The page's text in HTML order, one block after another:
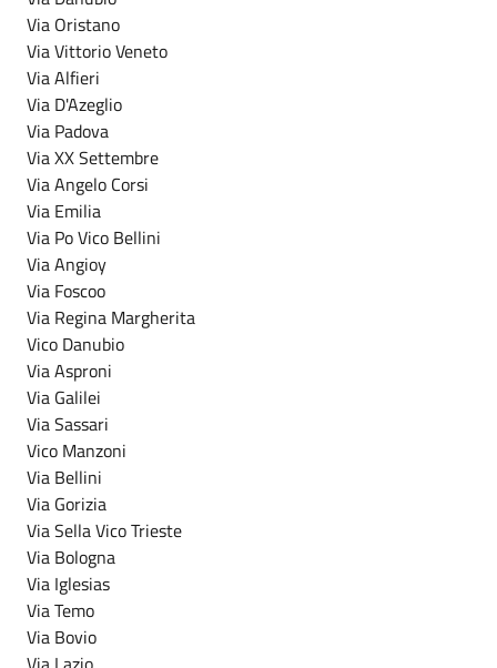
Via Oristano
Via Vittorio Veneto
Via Alfieri
Via D'Azeglio
Via Padova
Via XX Settembre
Via Angelo Corsi
Via Emilia
Via Po Vico Bellini
Via Angioy
Via Foscoo
Via Regina Margherita
Vico Danubio
Via Asproni
Via Galilei
Via Sassari
Vico Manzoni
Via Bellini
Via Gorizia
Via Sella Vico Trieste
Via Bologna
Via Iglesias
Via Temo
Via Bovio